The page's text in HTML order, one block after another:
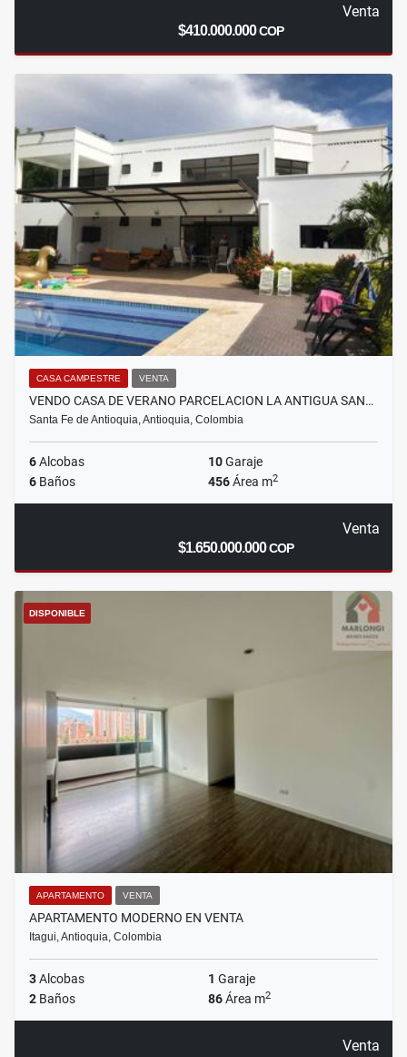
Venta
$410.000.000COP
CASA CAMPESTRE VENTA
VENDO CASA DE VERANO PARCELACION LA ANTIGUA SAN…
Santa Fe de Antioquia, Antioquia, Colombia
6Alcobas 10Garaje
6 Baños 456Área m2
Venta
$1.650.000.000COP
DISPONIBLE
APARTAMENTO VENTA
APARTAMENTO MODERNO EN VENTA
Itagui, Antioquia, Colombia
3Alcobas 1 Garaje
2 Baños 86Área m2
Venta